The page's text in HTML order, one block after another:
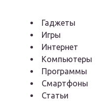
Гаджеты
Игры
Интернет
Компьютеры
Программы
Смартфоны
Статьи